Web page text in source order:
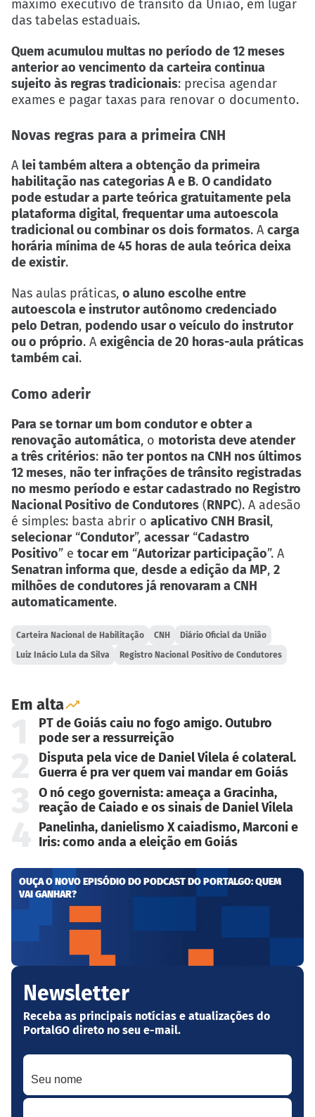
máximo executivo de trânsito da União, em lugar
das tabelas estaduais.
Quem acumulou multas no período de 12 meses
anterior ao vencimento da carteira continua
sujeito às regras tradicionais: precisa agendar
exames e pagar taxas para renovar o documento.
Novas regras para a primeira CNH
A lei também altera a obtenção da primeira
habilitação nas categorias A e B. O candidato
pode estudar a parte teórica gratuitamente pela
plataforma digital, frequentar uma autoescola
tradicional ou combinar os dois formatos. A carga
horária mínima de 45 horas de aula teórica deixa
de existir.
Nas aulas práticas, o aluno escolhe entre
autoescola e instrutor autônomo credenciado
pelo Detran, podendo usar o veículo do instrutor
ou o próprio. A exigência de 20 horas-aula práticas
também cai.
Como aderir
Para se tornar um bom condutor e obter a
renovação automática, o motorista deve atender
a três critérios: não ter pontos na CNH nos últimos
12 meses, não ter infrações de trânsito registradas
no mesmo período e estar cadastrado no Registro
Nacional Positivo de Condutores (RNPC). A adesão
é simples: basta abrir o aplicativo CNH Brasil,
selecionar“Condutor”, acessar“Cadastro
Positivo” e tocar em “Autorizar participação”. A
Senatran informa que, desde a edição da MP, 2
milhões de condutores já renovaram a CNH
automaticamente.
Carteira Nacional de Habilitação CNH Diário Oficial da União
Luiz Inácio Lula da Silva Registro Nacional Positivo de Condutores
Em alta
PT de Goiás caiu no fogo amigo. Outubro
pode ser a ressurreição
Disputa pela vice de Daniel Vilela é colateral.
Guerra é pra ver quem vai mandar em Goiás
O nó cego governista: ameaça a Gracinha,
reação de Caiado e os sinais de Daniel Vilela
Panelinha, danielismo X caiadismo, Marconi e
Iris: como anda a eleição em Goiás
OUÇA O NOVO EPISÓDIO DO PODCAST DO PORTALGO: QUEM
VAI GANHAR?
Newsletter
Receba as principais notícias e atualizações do
PortalGO direto no seu e-mail.
Seu nome
Seu melhor e-mail